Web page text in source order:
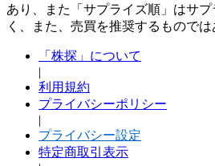
あり、また「サプライズ順」はサ
く、また、売買を推奨するものでは
「株探」について
|
利用規約
プライバシーポリシー
|
プライバシー設定
特定商取引表示